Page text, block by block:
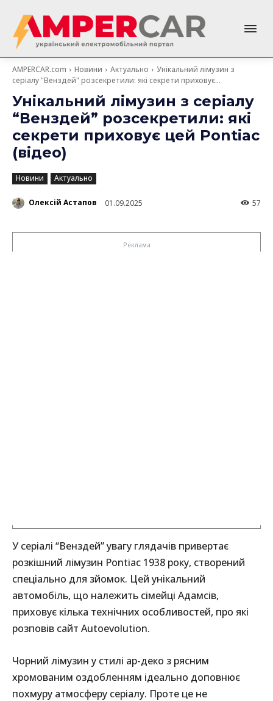
AMPERCAR.com Новини Актуально
Унікальний лімузин з
серіалу "Венздей" розсекретили: які секрети приховує...
Унікальний лімузин з серіалу
“Венздей” розсекретили: які
секрети приховує цей Pontiac
(відео)
Новини Актуально
Олексій Астапов 01.09.2025 57
У серіалі “Венздей” увагу глядачів привертає
розкішний лімузин Pontiac 1938 року, створений
спеціально для зйомок. Цей унікальний
автомобіль, що належить сімейці Адамсів,
приховує кілька технічних особливостей, про які
розповів сайт Autoevolution.
Чорний лімузин у стилі ар-деко з рясним
хромованим оздобленням ідеально доповнює
похмуру атмосферу серіалу. Проте це не